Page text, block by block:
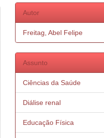
Autor
Freitag, Abel Felipe
Assunto
Ciências da Saúde
Diálise renal
Educação Física